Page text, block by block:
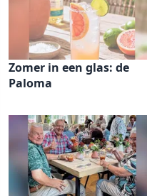
Zomer in een glas: de
Paloma